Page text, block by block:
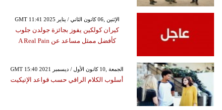
GMT 11:41 2025 الإثنين ,06 كانون الثاني / يناير
كيران كولكين يفوز بجائزة جولدن جلوب
كأفضل ممثل مساعد عن A Real Pain
GMT 15:40 2021 الجمعة ,10 كانون الأول / ديسمبر
أسلوب الكلام الراقي حسب قواعد الإتيكيت